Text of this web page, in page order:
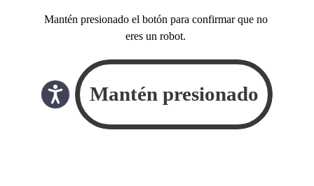
Mantén presionado el botón para confirmar que no
eres un robot.